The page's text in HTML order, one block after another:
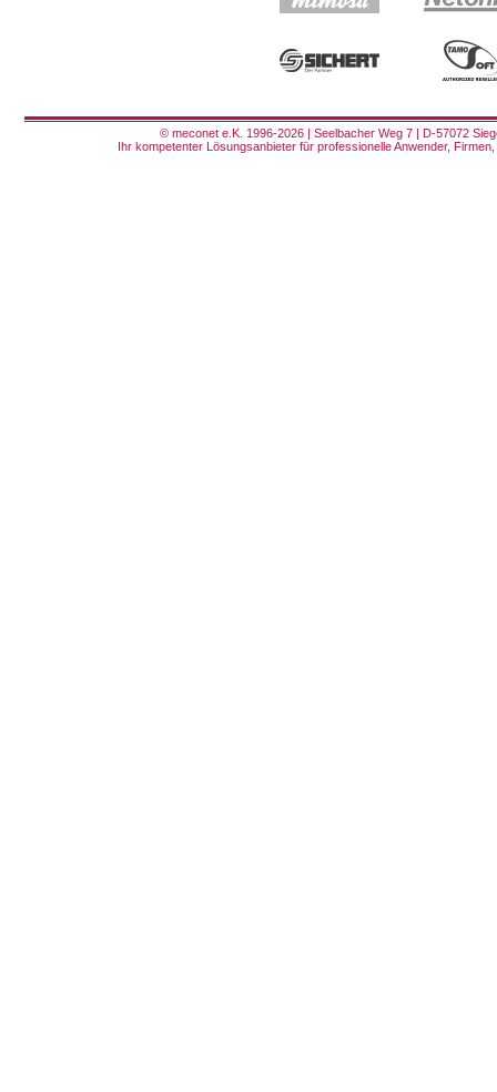
© meconet e.K. 1996-2026 | Seelbacher Weg 7 | D-57072
Ihr kompetenter Lösungsanbieter für professionelle Anwender,